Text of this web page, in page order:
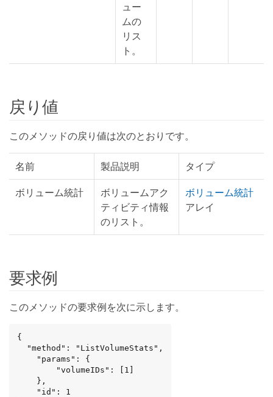
ュー
ムの
リス
ト。
戻り値
このメソッドの戻り値は次のとおりです。
名前 製品説明 タイプ
ボリューム統計
ボリュームアク
ティビティ情報
のリスト。
ボリューム統計
アレイ
要求例
このメソッドの要求例を次に示します。
{